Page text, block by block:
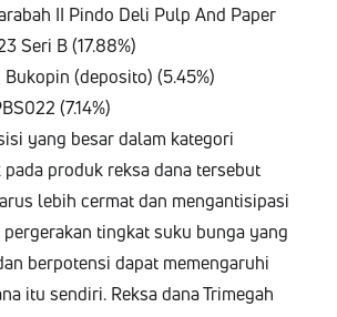
II Pindo Deli Pulp And Paper
Seri B (17.88%)
(deposito) (5.45%)
(7.14%)
yang besar dalam kategori
produk reksa dana tersebut
lebih cermat dan mengantisipasi
tingkat suku bunga yang
berpotensi dapat memengaruhi
itu sendiri. Reksa dana Trimegah